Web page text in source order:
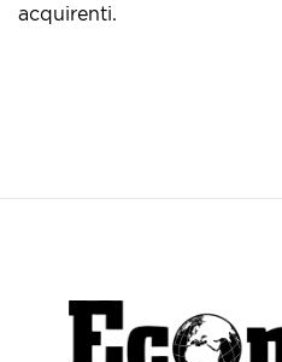
acquirenti.